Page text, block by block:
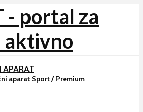
APARAT
aparat Sport / Premium